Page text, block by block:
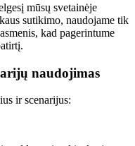
mūsų svetainėje
sutikimo, naudojame tik
kad pagerintume
naudojimas
ir scenarijus: